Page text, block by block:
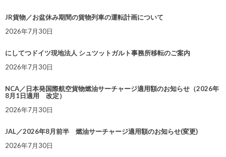
JR貨物／お盆休み期間の貨物列車の運転計画について
2026年7月30日
にしてつドイツ現地法人 シュツットガルト事務所移転のご案内
2026年7月30日
NCA／日本発国際航空貨物燃油サーチャージ適用額のお知らせ（2026年
8月1日適用 改定）
2026年7月30日
JAL／2026年8月前半 燃油サーチャージ適用額のお知らせ(変更)
2026年7月30日